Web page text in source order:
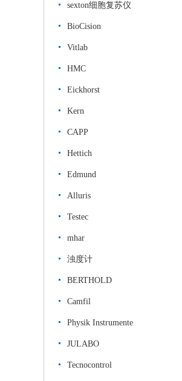
sexton细胞复苏仪
BioCision
Vitlab
HMC
Eickhorst
Kern
CAPP
Hettich
Edmund
Alluris
Testec
mhar
浊度计
BERTHOLD
Camfil
Physik Instrumente
JULABO
Tecnocontrol